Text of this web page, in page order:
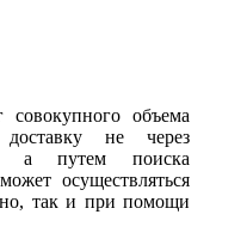
объема
доставку не через
а путем поиска
осуществляться
так и при помощи